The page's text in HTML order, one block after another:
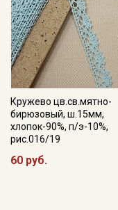
Кружево цв.св.мятно-
бирюзовый, ш.15мм,
хлопок-90%, п/э-10%,
рис.016/19
60 руб.